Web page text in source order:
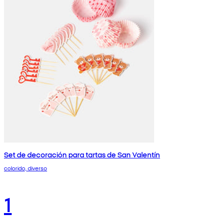
Set de decoración para tartas de San Valentín
colorido, diverso
1